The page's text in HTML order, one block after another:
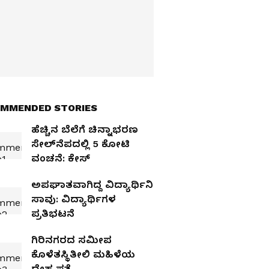
STORIES
ಹೆಚ್ಚಿನ ಬೆಲೆಗೆ ಚಿನ್ನಾಭರಣ
ಸೇಲ್‌ನೆಪದಲ್ಲಿ 5 ಕೋಟಿ
ವಂಚನೆ: ಕೇಸ್‌
ಅಪಘಾತವಾಗಿದ್ದ ವಿದ್ಯಾರ್ಥಿನಿ
ಸಾವು: ವಿದ್ಯಾರ್ಥಿಗಳ
ಪ್ರತಿಭಟನೆ
ಗಿರಿನಗರದ ಸಮೀಪ
ಕೊಳೆತಸ್ಥಿತೀಲಿ ಮಹಿಳೆಯ